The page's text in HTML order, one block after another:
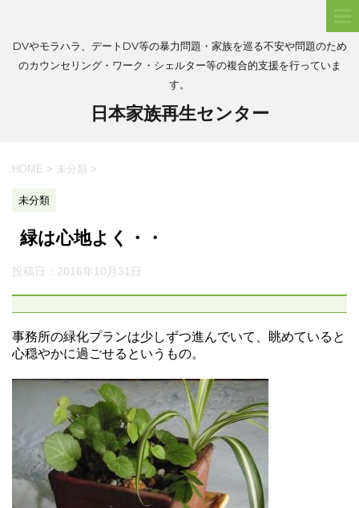
DVやモラハラ、デートDV等の暴力問題・家族を巡る不安や問題のため
のカウンセリング・ワーク・シェルター等の複合的支援を行っていま
す。
日本家族再生センター
HOME > 未分類 >
未分類
緑は心地よく・・
投稿日： 2016年10月31日
事務所の緑化プランは少しずつ進んでいて、眺めていると
心穏やかに過ごせるというもの。